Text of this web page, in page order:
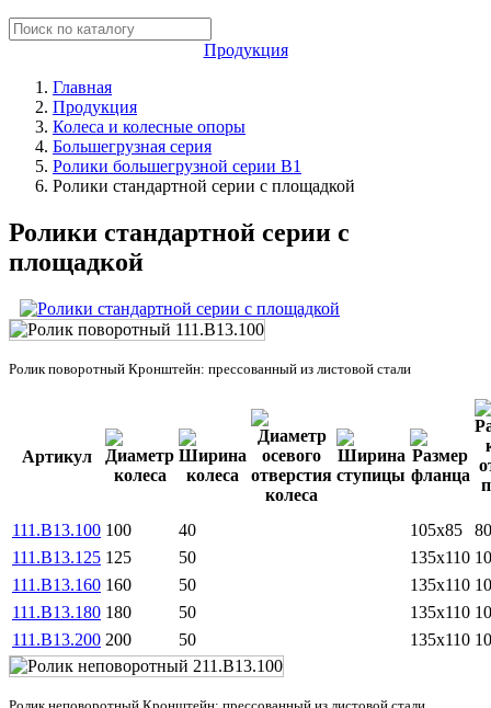
Продукция
Главная
Продукция
Колеса и колесные опоры
Большегрузная серия
Ролики большегрузной серии B1
Ролики стандартной серии с площадкой
Ролики стандартной серии с
площадкой
Ролик поворотный Кронштейн: прессованный из листовой стали
Артикул
111.B13.100 100 40 105x85
111.B13.125 125 50 135x110
111.B13.160 160 50 135x110
111.B13.180 180 50 135x110
111.B13.200 200 50 135x110